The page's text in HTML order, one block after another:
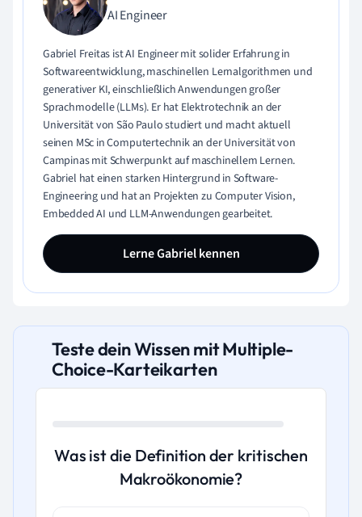
AI Engineer
Gabriel Freitas ist AI Engineer mit solider Erfahrung in
Softwareentwicklung, maschinellen Lernalgorithmen und
generativer KI, einschließlich Anwendungen großer
Sprachmodelle (LLMs). Er hat Elektrotechnik an der
Universität von São Paulo studiert und macht aktuell
seinen MSc in Computertechnik an der Universität von
Campinas mit Schwerpunkt auf maschinellem Lernen.
Gabriel hat einen starken Hintergrund in Software-
Engineering und hat an Projekten zu Computer Vision,
Embedded AI und LLM-Anwendungen gearbeitet.
Lerne Gabriel kennen
Teste dein Wissen mit Multiple-
Choice-Karteikarten
Was ist die Definition der kritischen
Makroökonomie?